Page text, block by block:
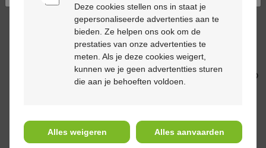
€ 34,39
Nac Plus tabletten 120
€ 8,90
Upsa Hydrafizz Hydra
16st
Deze cookies stellen ons in staat je
gepersonaliseerde advertenties aan te
bieden. Ze helpen ons ook om de
prestaties van onze advertenties te
meten. Als je deze cookies weigert,
kunnen we je geen advertentties sturen
die aan je behoeften voldoen.
Alles weigeren Alles aanvaarden